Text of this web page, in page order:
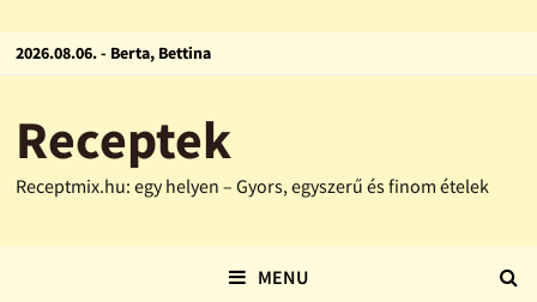
2026.08.06. - Berta, Bettina
Receptek
Receptmix.hu: egy helyen – Gyors, egyszerű és finom ételek
MENU